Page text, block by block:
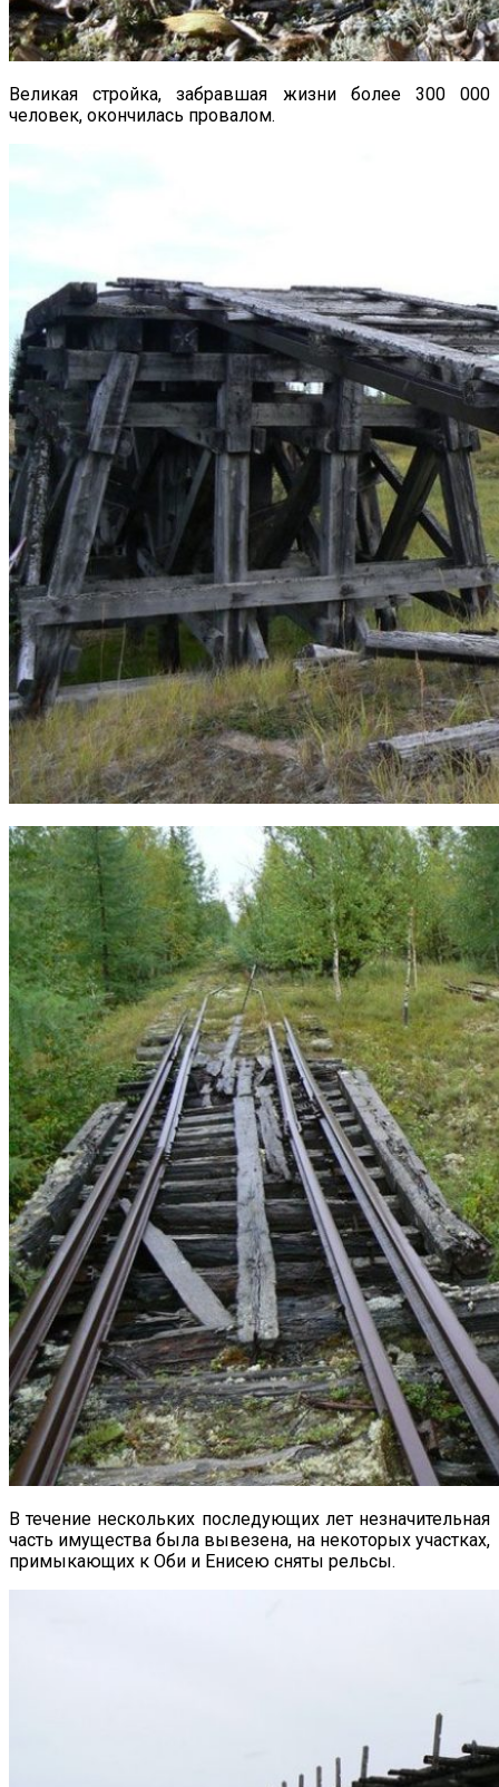
Великая стройка, забравшая жизни более 300 000
человек, окончилась провалом.
В течение нескольких последующих лет незначительная
часть имущества была вывезена, на некоторых участках,
примыкающих к Оби и Енисею сняты рельсы.